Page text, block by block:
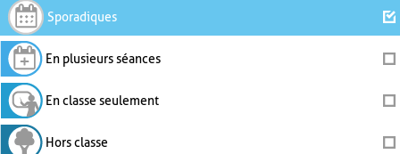
Sporadiques
En plusieurs séances
En classe seulement
Hors classe